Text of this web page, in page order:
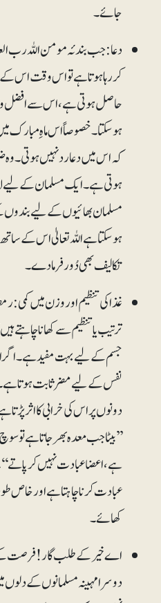
جائے۔
دعا: جب بندئہ مومن اللہ رب
کر رہا ہوتا ہے تو اس وقت اس
حاصل ہوتی ہے، اس سے افضل
ہوسکتا۔ خصوصاً اس ماہِ مبارک
کہ اس میں دعا رد نہیں ہوتی۔ وہ
ہوتی ہے۔ ایک مسلمان کے لیے
مسلمان بھائیوں کے لیے
ہوسکتا ہے اللہ تعالیٰ اس کے
تکالیف بھی دُور فرما دے۔
غذا کی تنظیم اور وزن میں کمی:
ترتیب یا تنظیم سے کھانا چاہتے
جسم کے لیے بہت مفید ہے۔ اگر
نفس کے لیے مضر ثابت ہوتا
دونوں پر اس کی خرابی کا اثر
’’بیٹا جب معدہ بھر جاتا ہے تو
ہے، اعضا عبادت نہیں
عبادت کرنا چاہتا ہے اور خاص
کھائے۔
اے خیر کے طلب گار! فرصت کے
دوسرا مہینہ مسلمانوں کے دلوں